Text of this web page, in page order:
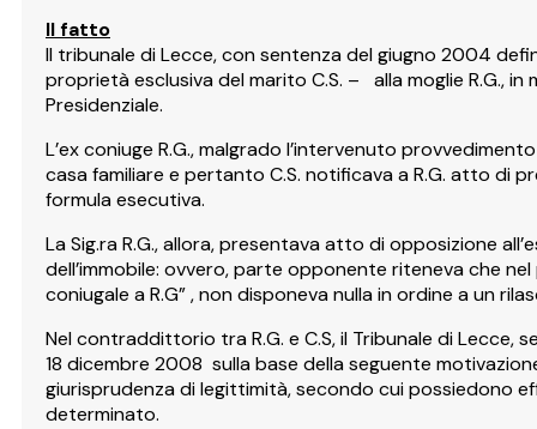
Il fatto
Il tribunale di Lecce, con sentenza del giugno 2004
proprietà esclusiva del marito C.S. – alla moglie R.G., in
Presidenziale.
L’ex coniuge R.G., malgrado l’intervenuto
casa familiare e pertanto C.S. notificava a R.G. atto di
formula esecutiva.
La Sig.ra R.G., allora, presentava atto di opposizione
dell’immobile: ovvero, parte opponente riteneva che
coniugale a R.G” , non disponeva nulla in ordine a un
Nel contraddittorio tra R.G. e C.S, il Tribunale di
18 dicembre 2008 sulla base della seguente
giurisprudenza di legittimità, secondo cui possiedono
determinato.